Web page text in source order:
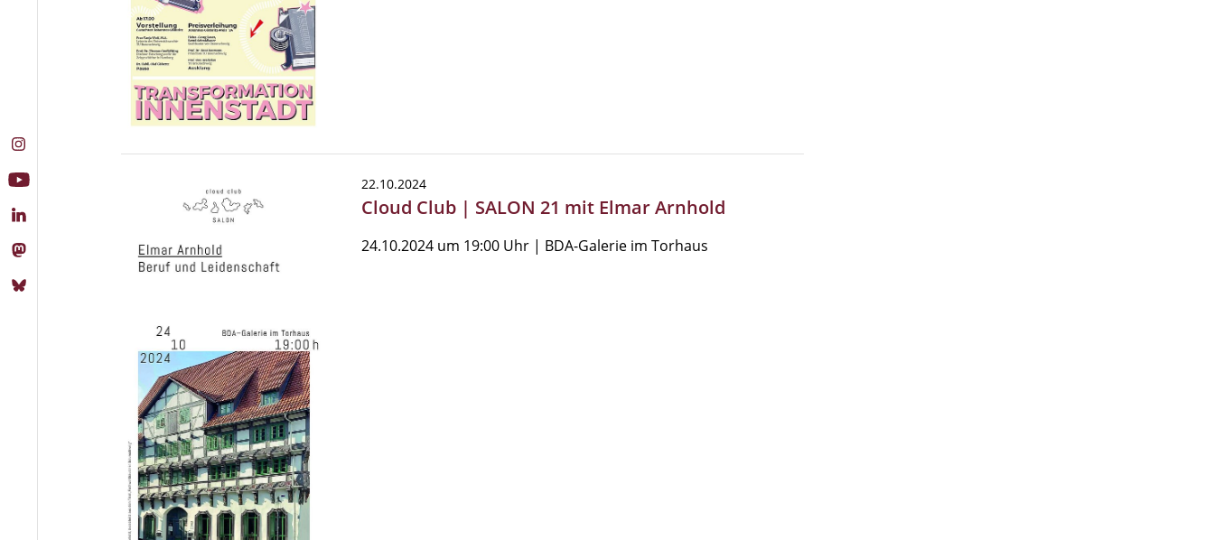
22.10.2024
Cloud Club | SALON 21 mit Elmar Arnhold
24.10.2024 um 19:00 Uhr | BDA-Galerie im Torhaus